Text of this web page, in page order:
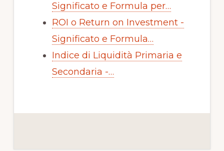
Significato e Formula per…
ROI o Return on Investment -
Significato e Formula…
Indice di Liquidità Primaria e
Secondaria -…